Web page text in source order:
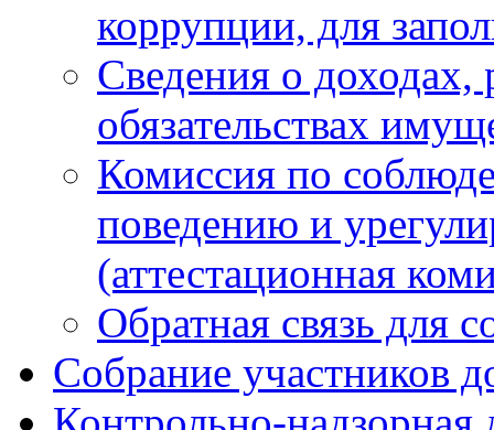
коррупции, для
Сведения о доходах,
обязательствах
Комиссия по
поведению и
(аттестационная
Обратная связь для
Собрание участников